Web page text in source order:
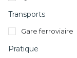
Transports
Gare ferroviaire
Pratique